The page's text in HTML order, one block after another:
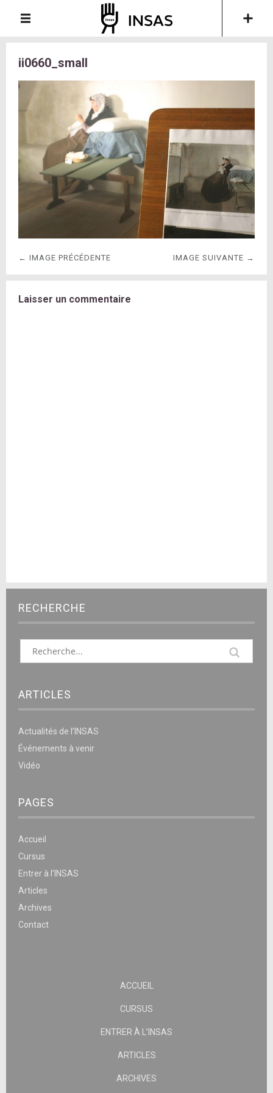
ii0660_small
← IMAGE PRÉCÉDENTE IMAGE SUIVANTE →
Laisser un commentaire
RECHERCHE
ARTICLES
Actualités de l’INSAS
Événements à venir
Vidéo
PAGES
Accueil
Cursus
Entrer à l’INSAS
Articles
Archives
Contact
ACCUEIL
CURSUS
ENTRER À L’INSAS
ARTICLES
ARCHIVES